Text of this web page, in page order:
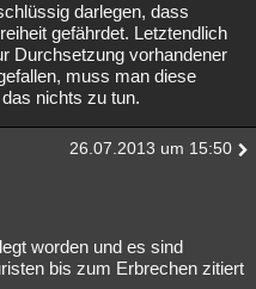
darlegen, dass
gefährdet. Letztendlich
Durchsetzung vorhandener
muss man diese
nichts zu tun.
26.07.2013 um 15:50
worden und es sind
bis zum Erbrechen zitiert